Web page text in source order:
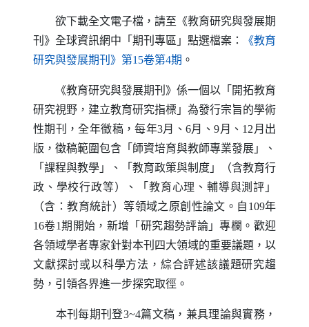
欲下載全文電子檔，請至《教育研究與發展期
刊》全球資訊網中「期刊專區」點選檔案：
《教育
研究與發展期刊》第15卷第4期 （另開新視窗）
。
《教育研究與發展期刊》係一個以「開拓教育
研究視野，建立教育研究指標」為發行宗旨的學術
性期刊，全年徵稿，每年3月、6月、9月、12月出
版，徵稿範圍包含「師資培育與教師專業發展」、
「課程與教學」、「教育政策與制度」（含教育行
政、學校行政等）、「教育心理、輔導與測評」
（含：教育統計）等領域之原創性論文。自109年
16卷1期開始，新增「研究趨勢評論」專欄。歡迎
各領域學者專家針對本刊四大領域的重要議題，以
文獻探討或以科學方法，綜合評述該議題研究趨
勢，引領各界進一步探究取徑。
本刊每期刊登3~4篇文稿，兼具理論與實務，